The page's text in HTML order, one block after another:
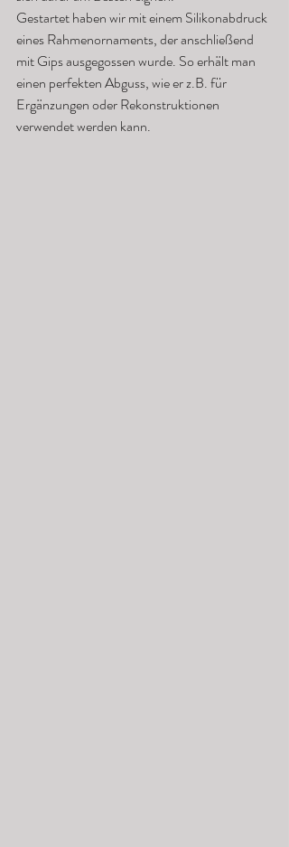
Gestartet haben wir mit einem Silikonabdruck
eines Rahmenornaments, der anschließend
mit Gips ausgegossen wurde. So erhält man
einen perfekten Abguss, wie er z.B. für
Ergänzungen oder Rekonstruktionen
verwendet werden kann.